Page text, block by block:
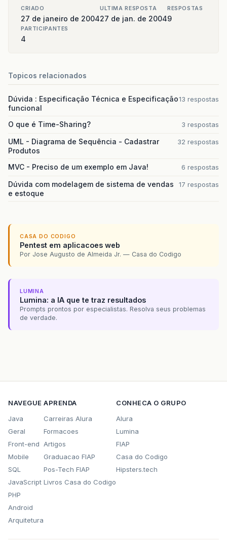
CRIADO
27 de janeiro de 2004
ULTIMA RESPOSTA
27 de jan. de 2004
RESPOSTAS
9
PARTICIPANTES
4
Topicos relacionados
Dúvida : Especificação Técnica e Especificação
funcional
13 respostas
O que é Time-Sharing? 3 respostas
UML - Diagrama de Sequência - Cadastrar
Produtos
32 respostas
MVC - Preciso de um exemplo em Java! 6 respostas
Dúvida com modelagem de sistema de vendas
e estoque
17 respostas
CASA DO CODIGO
Pentest em aplicacoes web
Por Jose Augusto de Almeida Jr. — Casa do Codigo
LUMINA
Lumina: a IA que te traz resultados
Prompts prontos por especialistas. Resolva seus problemas
de verdade.
NAVEGUE
Java
Geral
Front-end
Mobile
SQL
JavaScript
PHP
Android
Arquitetura
APRENDA
Carreiras Alura
Formacoes
Artigos
Graduacao FIAP
Pos-Tech FIAP
Livros Casa do Codigo
CONHECA O GRUPO
Alura
Lumina
FIAP
Casa do Codigo
Hipsters.tech